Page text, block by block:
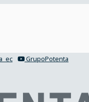
GrupoPotenta